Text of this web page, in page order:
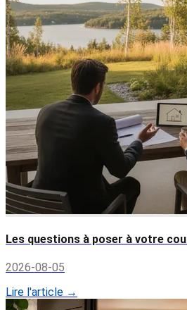
Les questions à poser à votre
2026-08-05
Lire l'article →